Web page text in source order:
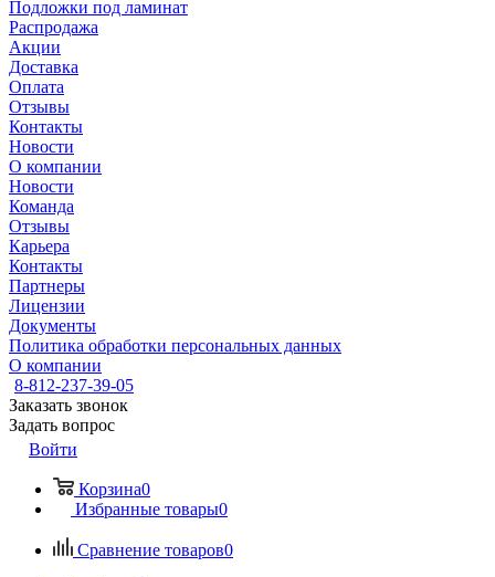
Подложки под ламинат
Распродажа
Акции
Доставка
Оплата
Отзывы
Контакты
Новости
О компании
Новости
Команда
Отзывы
Карьера
Контакты
Партнеры
Лицензии
Документы
Политика обработки персональных данных
О компании
8-812-237-39-05
Заказать звонок
Задать вопрос
Войти
Корзина0
Избранные товары0
Сравнение товаров0